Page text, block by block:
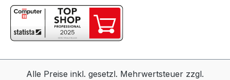
Alle Preise inkl. gesetzl. Mehrwertsteuer zzgl.